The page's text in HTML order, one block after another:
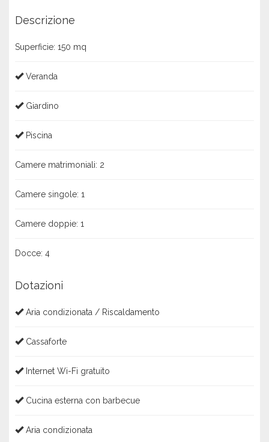
Descrizione
Superficie: 150 mq
Veranda
Giardino
Piscina
Camere matrimoniali: 2
Camere singole: 1
Camere doppie: 1
Docce: 4
Dotazioni
Aria condizionata / Riscaldamento
Cassaforte
Internet Wi-Fi gratuito
Cucina esterna con barbecue
Aria condizionata